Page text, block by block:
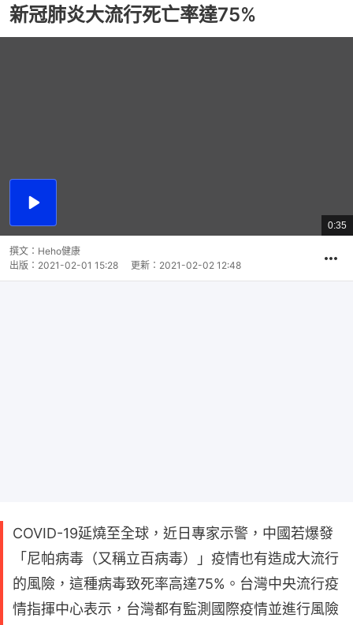
新冠肺炎大流行死亡率達75%
播
總
共
0:35
撰文： Heho健康
出版： 2021-02-01 15:28 更新： 2021-02-02 12:48
COVID-19延燒至全球，近日專家示警，中國若爆發
「尼帕病毒（又稱立百病毒）」疫情也有造成大流行
的風險，這種病毒致死率高達75%。台灣中央流行疫
情指揮中心表示，台灣都有監測國際疫情並進行風險